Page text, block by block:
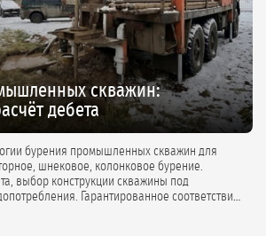
скважин:
дебета
бурения промышленных скважин для
бурение.
выбор конструкции скважины под
Гарантированное соответствие